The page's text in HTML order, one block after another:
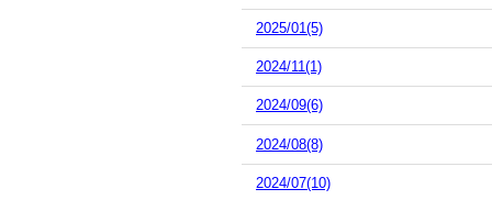
2025/01(5)
2024/11(1)
2024/09(6)
2024/08(8)
2024/07(10)